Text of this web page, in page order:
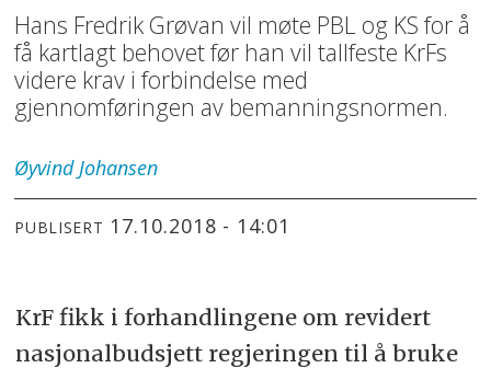
Hans Fredrik Grøvan vil møte PBL og KS for å
få kartlagt behovet før han vil tallfeste KrFs
videre krav i forbindelse med
gjennomføringen av bemanningsnormen.
Øyvind Johansen
PUBLISERT 17.10.2018 - 14:01
KrF fikk i forhandlingene om revidert
nasjonalbudsjett regjeringen til å bruke